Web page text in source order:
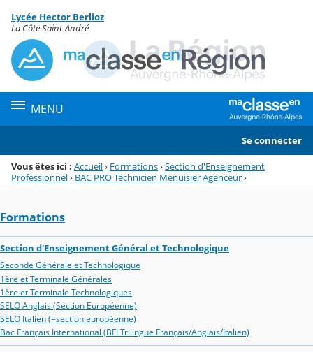
Menu de la rubrique
Contenu
Lycée Hector Berlioz
La Côte Saint-André
MENU
Se connecter
Vous êtes ici : Accueil› Formations›Section d'Enseignement
Professionnel› BAC PRO Technicien Menuisier Agenceur›
Formations
Section d'Enseignement Général et Technologique
Seconde Générale et Technologique
1ère et Terminale Générales
1ère et Terminale Technologiques
SELO Anglais (Section Européenne)
SELO Italien (=section européenne)
Bac Français International (BFI Trilingue Français/Anglais/Italien)